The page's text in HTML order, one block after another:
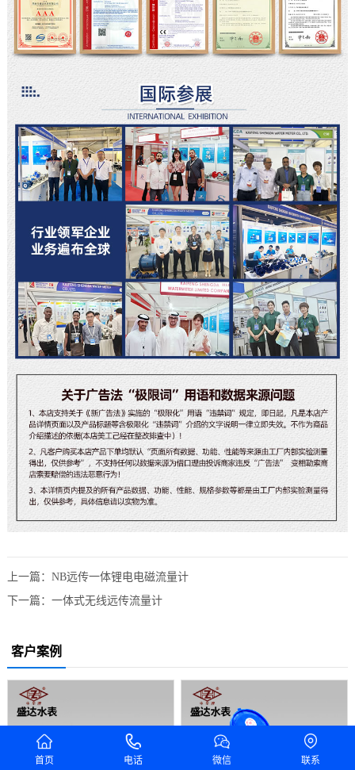
上一篇： NB远传一体锂电电磁流量计
下一篇： 一体式无线远传流量计
客户案例
首页 电话 微信 联系